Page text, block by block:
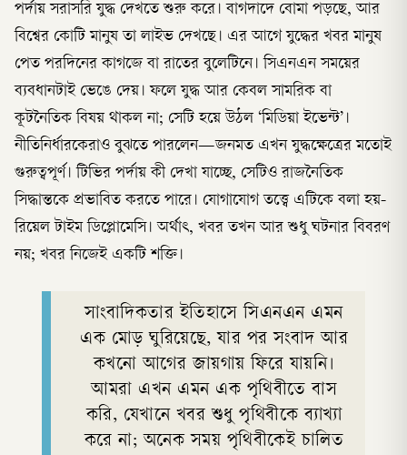
পর্দায় সরাসরি যুদ্ধ দেখতে শুরু করে। বাগদাদে বোমা পড়ছে, আর
বিশ্বের কোটি মানুষ তা লাইভ দেখছে। এর আগে যুদ্ধের খবর মানুষ
পেত পরদিনের কাগজে বা রাতের বুলেটিনে। সিএনএন সময়ের
ব্যবধানটাই ভেঙে দেয়। ফলে যুদ্ধ আর কেবল সামরিক বা
কূটনৈতিক বিষয় থাকল না; সেটি হয়ে উঠল ‘মিডিয়া ইভেন্ট’।
নীতিনির্ধারকেরাও বুঝতে পারলেন—জনমত এখন যুদ্ধক্ষেত্রের মতোই
গুরুত্বপূর্ণ। টিভির পর্দায় কী দেখা যাচ্ছে, সেটিও রাজনৈতিক
সিদ্ধান্তকে প্রভাবিত করতে পারে। যোগাযোগ তত্ত্বে এটিকে বলা হয়-
রিয়েল টাইম ডিপ্লোমেসি। অর্থাৎ, খবর তখন আর শুধু ঘটনার বিবরণ
নয়; খবর নিজেই একটি শক্তি।
সাংবাদিকতার ইতিহাসে সিএনএন এমন
এক মোড় ঘুরিয়েছে, যার পর সংবাদ আর
কখনো আগের জায়গায় ফিরে যায়নি।
আমরা এখন এমন এক পৃথিবীতে বাস
করি, যেখানে খবর শুধু পৃথিবীকে ব্যাখ্যা
করে না; অনেক সময় পৃথিবীকেই চালিত